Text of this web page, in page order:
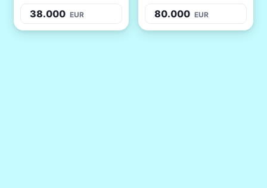
38.000 EUR 80.000 EUR